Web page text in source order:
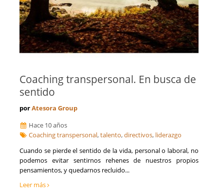
Coaching transpersonal. En busca de
sentido
porAtesora Group
Hace 10 años
Coaching transpersonal,talento,directivos, liderazgo
Cuando se pierde el sentido de la vida, personal o laboral, no
podemos evitar sentirnos rehenes de nuestros propios
pensamientos, y quedarnos recluido...
Leer más